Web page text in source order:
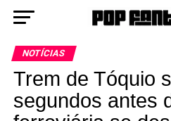
NOTÍCIAS
Trem de Tóquio
segundos antes